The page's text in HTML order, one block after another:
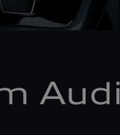
Audi